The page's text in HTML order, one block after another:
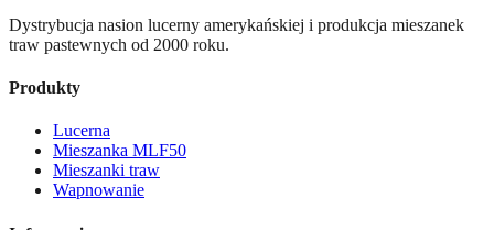
Dystrybucja nasion lucerny amerykańskiej i produkcja mieszanek
traw pastewnych od 2000 roku.
Produkty
Lucerna
Mieszanka MLF50
Mieszanki traw
Wapnowanie